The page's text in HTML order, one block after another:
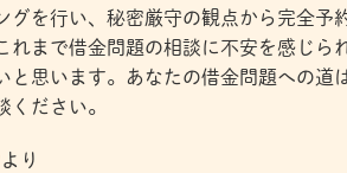
グを行い、秘密厳守の観点から完全予
れまで借金問題の相談に不安を感じら
と思います。あなたの借金問題への道
ださい。
より